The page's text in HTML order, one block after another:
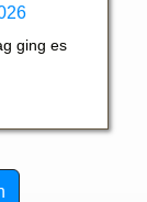
ging es